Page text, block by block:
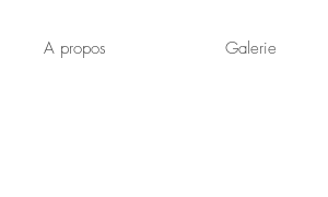
A propos Galerie